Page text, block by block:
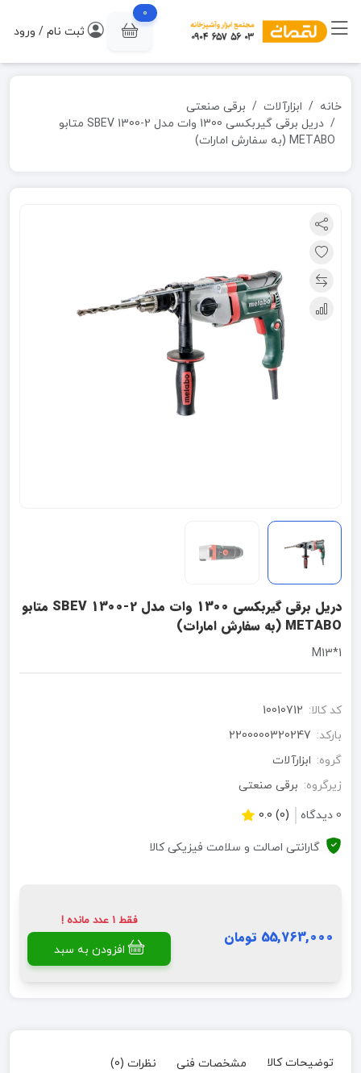
0
ثبت نام / ورود
خانه ابزارآلات
برقی صنعتی
دریل برقی گیربکسی 1300 وات مدل SBEV 1300-2 متابو
METABO (به سفارش امارات)
دریل برقی گیربکسی 1300 وات مدل SBEV 1300-2 متابو
METABO (به سفارش امارات)
1*M13
کد کالا: 10010712
بارکد: 2200000320247
گروه: ابزارآلات
زیرگروه: برقی صنعتی
0 دیدگاه
(0) 0.0
گارانتی اصالت و سلامت فیزیکی کالا
55,763,000 تومان
فقط 1 عدد مانده !
افزودن به سبد
توضیحات کالا مشخصات فنی نظرات (0)